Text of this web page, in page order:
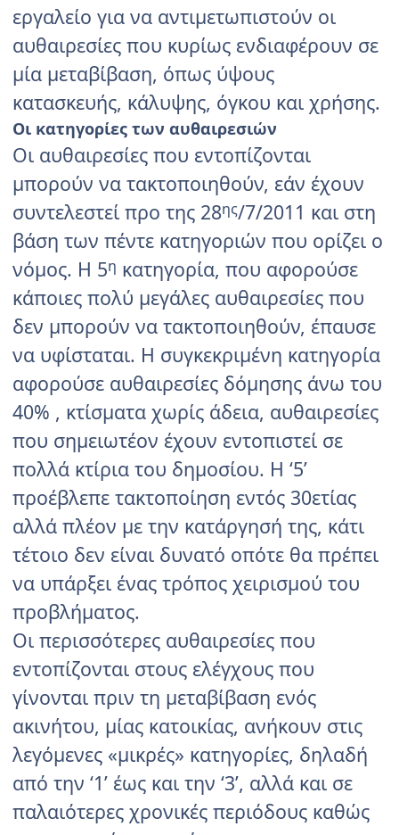
εργαλείο για να αντιμετωπιστούν οι
αυθαιρεσίες που κυρίως ενδιαφέρουν σε
μία μεταβίβαση, όπως ύψους
κατασκευής, κάλυψης, όγκου και χρήσης.
Οι κατηγορίες των αυθαιρεσιών
Οι αυθαιρεσίες που εντοπίζονται
μπορούν να τακτοποιηθούν, εάν έχουν
συντελεστεί προ της 28ης/7/2011 και στη
βάση των πέντε κατηγοριών που ορίζει ο
νόμος. Η 5η κατηγορία, που αφορούσε
κάποιες πολύ μεγάλες αυθαιρεσίες που
δεν μπορούν να τακτοποιηθούν, έπαυσε
να υφίσταται. Η συγκεκριμένη κατηγορία
αφορούσε αυθαιρεσίες δόμησης άνω του
40% , κτίσματα χωρίς άδεια, αυθαιρεσίες
που σημειωτέον έχουν εντοπιστεί σε
πολλά κτίρια του δημοσίου. Η ‘5’
προέβλεπε τακτοποίηση εντός 30ετίας
αλλά πλέον με την κατάργησή της, κάτι
τέτοιο δεν είναι δυνατό οπότε θα πρέπει
να υπάρξει ένας τρόπος χειρισμού του
προβλήματος.
Οι περισσότερες αυθαιρεσίες που
εντοπίζονται στους ελέγχους που
γίνονται πριν τη μεταβίβαση ενός
ακινήτου, μίας κατοικίας, ανήκουν στις
λεγόμενες «μικρές» κατηγορίες, δηλαδή
από την ‘1’ έως και την ‘3’, αλλά και σε
παλαιότερες χρονικές περιόδους καθώς